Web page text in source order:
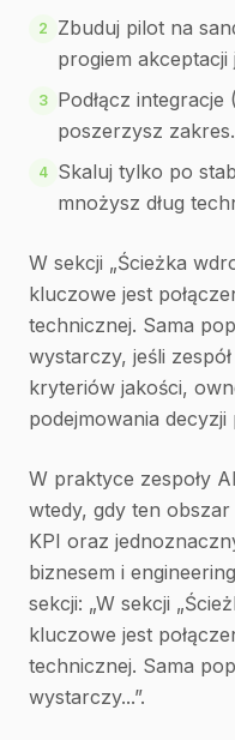
2
Zbuduj pilot na
progiem akceptacji
3 Podłącz
poszerzysz zakres.
4 Skaluj tylko po
mnożysz dług
W sekcji „Ścieżka
kluczowe jest
technicznej. Sama
wystarczy, jeśli
kryteriów jakości,
podejmowania
W praktyce zespoły
wtedy, gdy ten
KPI oraz
biznesem i
sekcji: „W sekcji
kluczowe jest
technicznej. Sama
wystarczy...”.